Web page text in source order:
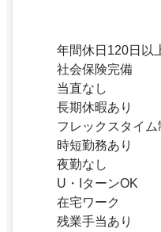
年間休日120日以
社会保険完備
当直なし
長期休暇あり
フレックスタイム
時短勤務あり
夜勤なし
U・IターンOK
在宅ワーク
残業手当あり